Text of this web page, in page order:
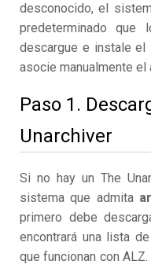
desconocido, el
predeterminado
descargue e instale el
asocie manualmente el
Paso 1.
Unarchiver
Si no hay un The
sistema que admita
primero debe
encontrará una lista
que funcionan con